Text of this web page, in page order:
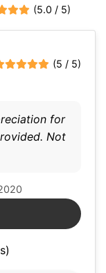
(5.0 / 5)
(5 / 5)
for
Not